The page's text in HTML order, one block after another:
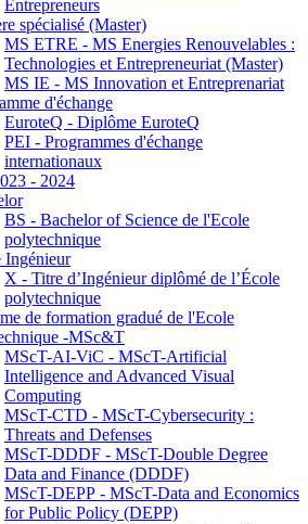
Entrepreneurs
spécialisé (Master)
MS ETRE - MS Energies Renouvelables :
Technologies et Entrepreneuriat (Master)
MS IE - MS Innovation et Entreprenariat
d'échange
EuroteQ - Diplôme EuroteQ
PEI - Programmes d'échange
internationaux
- 2024
BS - Bachelor of Science de l'Ecole
polytechnique
Ingénieur
X - Titre d’Ingénieur diplômé de l’École
polytechnique
de formation gradué de l'Ecole
-MSc&T
MScT-AI-ViC - MScT-Artificial
Intelligence and Advanced Visual
Computing
MScT-CTD - MScT-Cybersecurity :
Threats and Defenses
MScT-DDDF - MScT-Double Degree
Data and Finance (DDDF)
MScT-DEPP - MScT-Data and Economics
for Public Policy (DEPP)